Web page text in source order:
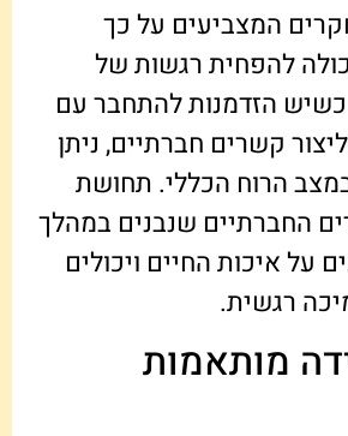
המצביעים על כך
להפחית רגשות של
כשיש הזדמנות להתחבר עם
קשרים חברתיים, ניתן
הרוח הכללי. תחושת
החברתיים שנבנים במהלך
על איכות החיים ויכולים
רגשית.
מותאמות